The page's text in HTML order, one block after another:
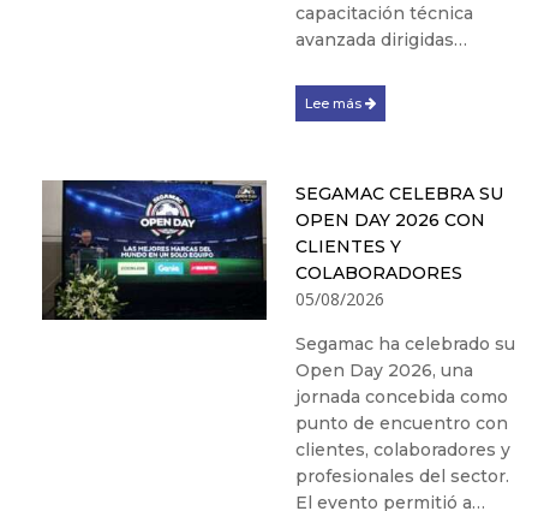
capacitación técnica
avanzada dirigidas…
Lee más
SEGAMAC CELEBRA SU
OPEN DAY 2026 CON
CLIENTES Y
COLABORADORES
05/08/2026
Segamac ha celebrado su
Open Day 2026, una
jornada concebida como
punto de encuentro con
clientes, colaboradores y
profesionales del sector.
El evento permitió a…